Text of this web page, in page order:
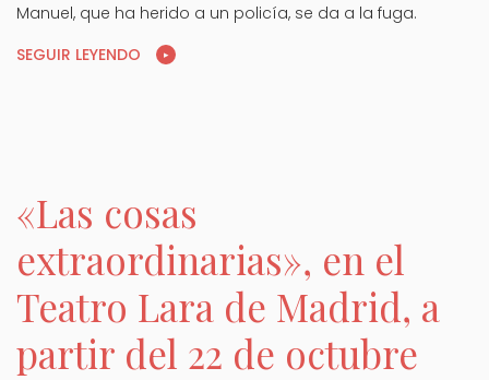
Manuel, que ha herido a un policía, se da a la fuga.
SEGUIR LEYENDO
«Las cosas
extraordinarias», en el
Teatro Lara de Madrid, a
partir del 22 de octubre